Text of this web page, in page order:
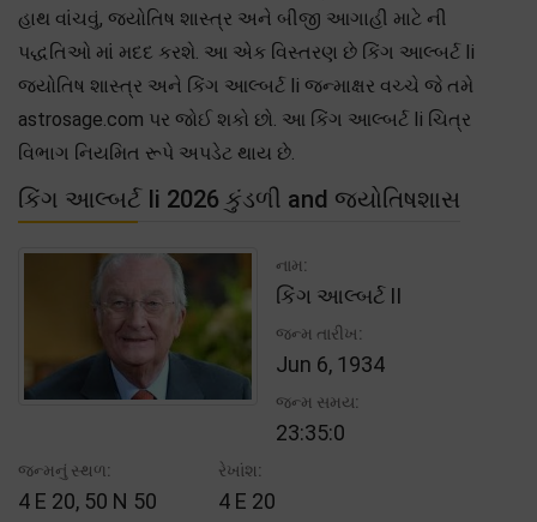
હાથ વાંચવું, જ્યોતિષ શાસ્ત્ર અને બીજી આગાહી માટે ની
પદ્ધતિઓ માં મદદ કરશે. આ એક વિસ્તરણ છે કિંગ આલ્બર્ટ Ii
જ્યોતિષ શાસ્ત્ર અને કિંગ આલ્બર્ટ Ii જન્માક્ષર વચ્ચે જે તમે
astrosage.com પર જોઈ શકો છો. આ કિંગ આલ્બર્ટ Ii ચિત્ર
વિભાગ નિયમિત રૂપે અપડેટ થાય છે.
કિંગ આલ્બર્ટ Ii 2026 કુંડળી and જ્યોતિષશાસ
નામ:
કિંગ આલ્બર્ટ II
જન્મ તારીખ:
Jun 6, 1934
જન્મ સમય:
23:35:0
જન્મનું સ્થળ:
4 E 20, 50 N 50
રેખાંશ:
4 E 20